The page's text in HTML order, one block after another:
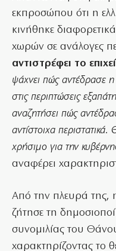
εκπροσώπου ότι η
κινήθηκε
χωρών σε ανάλογες
αντιστρέφει το
ψάχνει πώς αντέδρασε η
στις περιπτώσεις
αναζητήσει πώς
αντίστοιχα περιστατικά.
χρήσιμο για την
αναφέρει
Από την πλευρά της,
ζήτησε τη
συνομιλίας του
χαρακτηρίζοντας το